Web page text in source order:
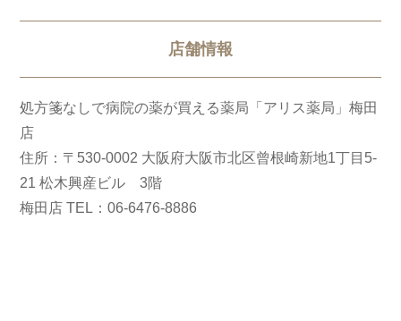
店舗情報
処方箋なしで病院の薬が買える薬局「アリス薬局」梅田
店
住所：〒530-0002 大阪府大阪市北区曾根崎新地1丁目5-
21 松木興産ビル 3階
梅田店 TEL：06-6476-8886